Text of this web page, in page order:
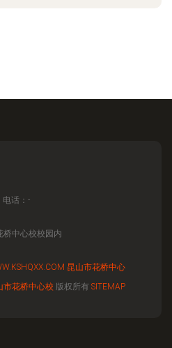
电话：-
桥中心校校园内
昆山市花桥中心
市花桥中心校版权所有 SITEMAP